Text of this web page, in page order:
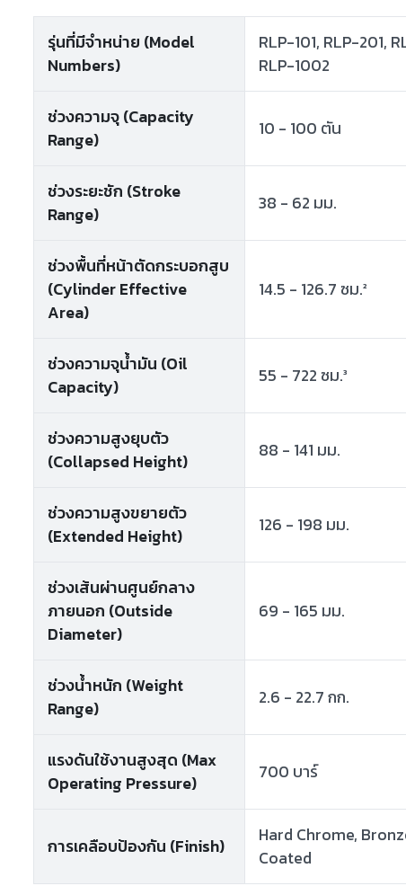
รุ่นที่มีจำหน่าย (Model
Numbers)
RLP-101, RLP-201,
RLP-1002
ช่วงความจุ (Capacity
Range)
10 - 100 ตัน
ช่วงระยะชัก (Stroke
Range)
38 - 62 มม.
ช่วงพื้นที่หน้าตัดกระบอกสูบ
(Cylinder Effective
Area)
14.5 - 126.7 ซม.²
ช่วงความจุน้ำมัน (Oil
Capacity)
55 - 722 ซม.³
ช่วงความสูงยุบตัว
(Collapsed Height)
88 - 141 มม.
ช่วงความสูงขยายตัว
(Extended Height)
126 - 198 มม.
ช่วงเส้นผ่านศูนย์กลาง
ภายนอก (Outside
Diameter)
69 - 165 มม.
ช่วงน้ำหนัก (Weight
Range)
2.6 - 22.7 กก.
แรงดันใช้งานสูงสุด (Max
Operating Pressure)
700 บาร์
การเคลือบป้องกัน (Finish)
Hard Chrome,
Coated